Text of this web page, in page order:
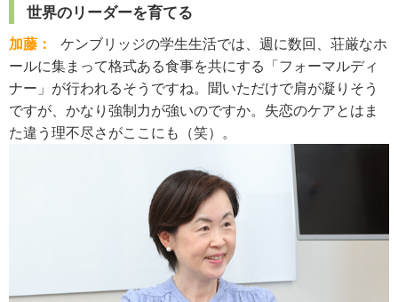
世界のリーダーを育てる
加藤：
ケンブリッジの学生生活では、週に数回、荘厳なホ
ールに集まって格式ある食事を共にする「フォーマルディ
ナー」が行われるそうですね。聞いただけで肩が凝りそう
ですが、かなり強制力が強いのですか。失恋のケアとはま
た違う理不尽さがここにも（笑）。